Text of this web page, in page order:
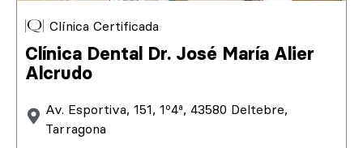
Clínica Certificada
Clínica Dental Dr. José María Alier
Alcrudo
Av. Esportiva, 151, 1º4ª, 43580 Deltebre,
Tarragona